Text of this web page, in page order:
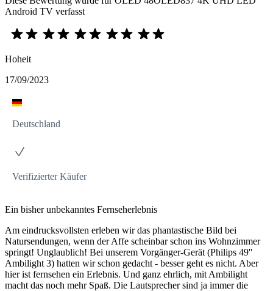
Android TV verfasst
Hoheit
17/09/2023
Deutschland
Verifizierter Käufer
Ein bisher unbekanntes Fernseherlebnis
Am eindrucksvollsten erleben wir das phantastische Bild bei
Natursendungen, wenn der Affe scheinbar schon ins Wohnzimmer
springt! Unglaublich! Bei unserem Vorgänger-Gerät (Philips 49''
Ambilight 3) hatten wir schon gedacht - besser geht es nicht. Aber
hier ist fernsehen ein Erlebnis. Und ganz ehrlich, mit Ambilight
macht das noch mehr Spaß. Die Lautsprecher sind ja immer die